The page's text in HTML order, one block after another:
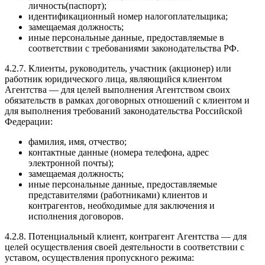
личность(паспорт);
идентификационный номер налогоплательщика;
замещаемая должность;
иные персональные данные, предоставляемые в
соответствии с требованиями законодательства РФ.
4.2.7. Клиенты, руководитель, участник (акционер) или
работник юридического лица, являющийся клиентом
Агентства — для целей выполнения Агентством своих
обязательств в рамках договорных отношений с клиентом и
для выполнения требований законодательства Российской
Федерации:
фамилия, имя, отчество;
контактные данные (номера телефона, адрес
электронной почты);
замещаемая должность;
иные персональные данные, предоставляемые
представителями (работниками) клиентов и
контрагентов, необходимые для заключения и
исполнения договоров.
4.2.8. Потенциальный клиент, контрагент Агентства — для
целей осуществления своей деятельности в соответствии с
уставом, осуществления пропускного режима: